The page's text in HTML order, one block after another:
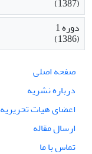
دوره 1
(1386)
صفحه اصلی
درباره نشریه
اعضای هیات تحریریه
ارسال مقاله
تماس با ما